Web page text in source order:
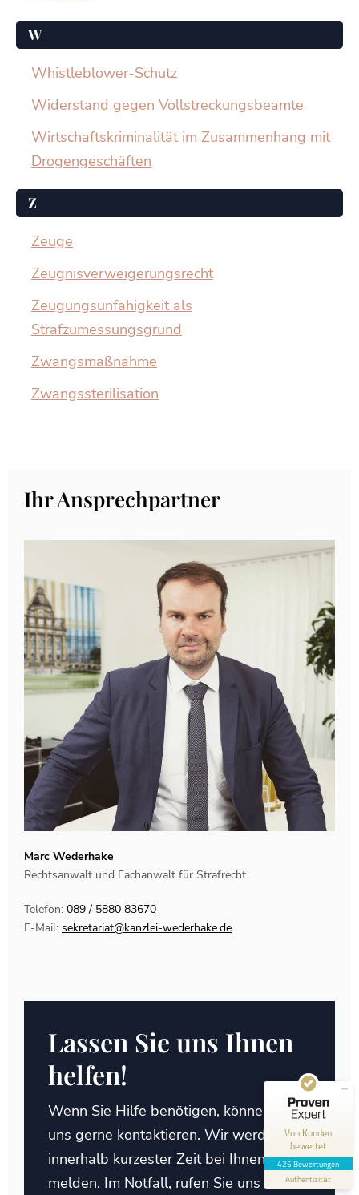
W
Whistleblower-Schutz
Widerstand gegen Vollstreckungsbeamte
Wirtschaftskriminalität im Zusammenhang mit
Drogengeschäften
Z
Zeuge
Zeugnisverweigerungsrecht
Zeugungsunfähigkeit als
Strafzumessungsgrund
Zwangsmaßnahme
Zwangssterilisation
Ihr Ansprechpartner
Marc Wederhake
Rechtsanwalt und Fachanwalt für Strafrecht
Telefon: 089 / 5880 83670
E-Mail: sekretariat@kanzlei-wederhake.de
Lassen Sie uns Ihnen
helfen!
Wenn Sie Hilfe benötigen, können Sie
uns gerne kontaktieren. Wir werden uns
innerhalb kurzester Zeit bei Ihnen
melden. Im Notfall, rufen Sie uns bitte
Von Kunden
bewertet
425 Bewertungen
Authentizität
Empfehlungen auf
ProvenExpert.com
4,92 / 5,00
1
Bewertung auf
ProvenExpert.com
Bewertungen von 2
Blick aufs ProvenExpert-Profil werfen
30.7.2026